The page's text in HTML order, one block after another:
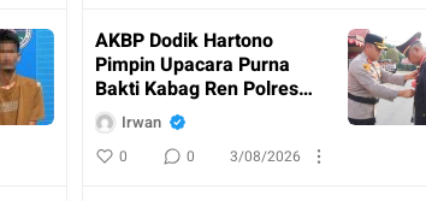
AKBP Dodik Hartono
Pimpin Upacara Purna
Bakti Kabag Ren Polres
Katingan
Irwan
0 0 3/08/2026